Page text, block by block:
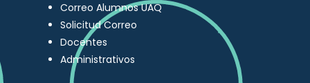
Correo Alumnos UAQ
Solicitud Correo
Docentes
Administrativos